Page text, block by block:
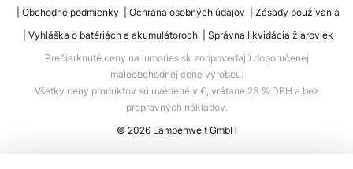
Obchodné podmienky
Ochrana osobných údajov
Zásady používania
Vyhláška o batériách a akumulátoroch
Správna likvidácia žiaroviek
Prečiarknuté ceny na lumories.sk zodpovedajú doporučenej
maloobchodnej cene výrobcu.
Všetky ceny produktov sú uvedené v €, vrátane 23 % DPH a bez
prepravných nákladov.
© 2026 Lampenwelt GmbH